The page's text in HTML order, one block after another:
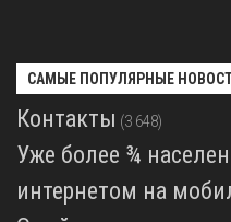
САМЫЕ ПОПУЛЯРНЫЕ
Контакты (3 648)
Уже более ¾
интернетом на